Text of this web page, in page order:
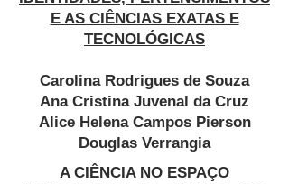
E AS CIÊNCIAS EXATAS E
TECNOLÓGICAS
Carolina Rodrigues de Souza
Ana Cristina Juvenal da Cruz
Alice Helena Campos Pierson
Douglas Verrangia
A CIÊNCIA NO ESPAÇO